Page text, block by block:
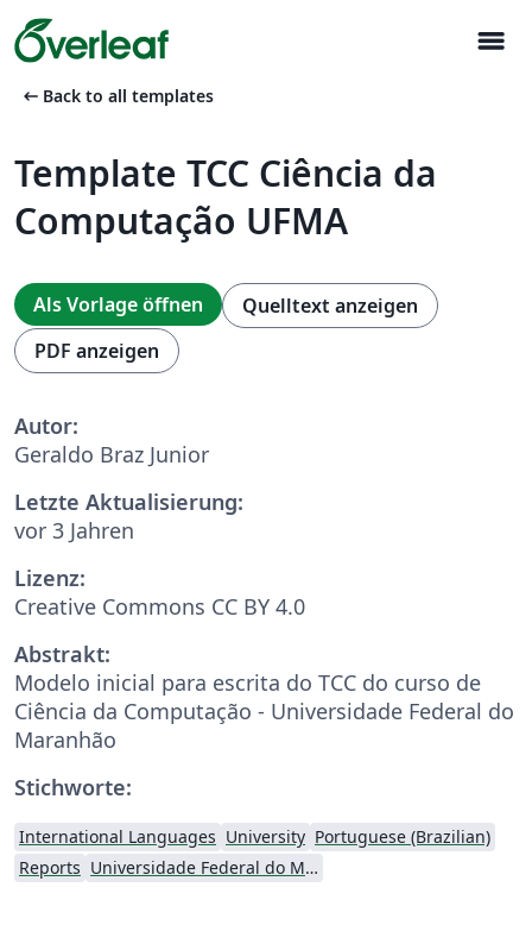
menu
arrow_left_alt Back to all templates
Template TCC Ciência da
Computação UFMA
Als Vorlage öffnen
Quelltext anzeigen
PDF anzeigen
Autor:
Geraldo Braz Junior
Letzte Aktualisierung:
vor 3 Jahren
Lizenz:
Creative Commons CC BY 4.0
Abstrakt:
Modelo inicial para escrita do TCC do curso de
Ciência da Computação - Universidade Federal do
Maranhão
Stichworte:
International Languages University Portuguese (Brazilian)
Reports
Universidade Federal do Maranhão